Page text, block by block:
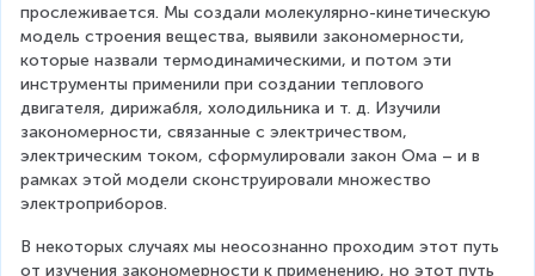
прослеживается. Мы создали молекулярно-кинетическую
модель строения вещества, выявили закономерности,
которые назвали термодинамическими, и потом эти
инструменты применили при создании теплового
двигателя, дирижабля, холодильника и т. д. Изучили
закономерности, связанные с электричеством,
электрическим током, сформулировали закон Ома – и в
рамках этой модели сконструировали множество
электроприборов.
В некоторых случаях мы неосознанно проходим этот путь
от изучения закономерности к применению, но этот путь